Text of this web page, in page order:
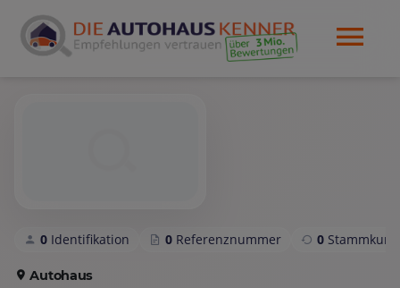
0 Identifikation 0 Referenznummer 0
Autohaus